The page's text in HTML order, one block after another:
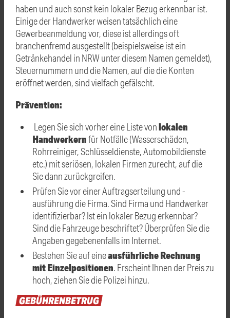
haben und auch sonst kein lokaler Bezug erkennbar ist.
Einige der Handwerker weisen tatsächlich eine
Gewerbeanmeldung vor, diese ist allerdings oft
branchenfremd ausgestellt (beispielsweise ist ein
Getränkehandel in NRW unter diesem Namen gemeldet),
Steuernummern und die Namen, auf die die Konten
eröffnet werden, sind vielfach gefälscht.
Prävention:
Legen Sie sich vorher eine Liste vonlokalen
Handwerkernfür Notfälle (Wasserschäden,
Rohrreiniger, Schlüsseldienste, Automobildienste
etc.) mit seriösen, lokalen Firmen zurecht, auf die
Sie dann zurückgreifen.
Prüfen Sie vor einer Auftragserteilung und -
ausführung die Firma. Sind Firma und Handwerker
identifizierbar? Ist ein lokaler Bezug erkennbar?
Sind die Fahrzeuge beschriftet? Überprüfen Sie die
Angaben gegebenenfalls im Internet.
Bestehen Sie auf eineausführliche Rechnung
mit Einzelpositionen. Erscheint Ihnen der Preis zu
hoch, ziehen Sie die Polizei hinzu.
GEBÜHRENBETRUG